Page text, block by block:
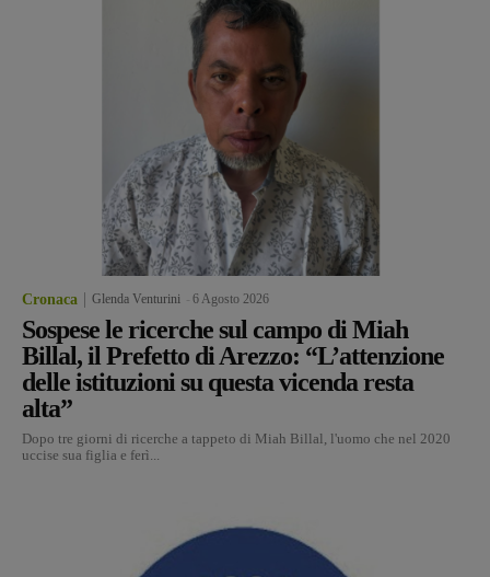
Cronaca Glenda Venturini 6 Agosto 2026
Sospese le ricerche sul campo di Miah
Billal, il Prefetto di Arezzo: “L’attenzione
delle istituzioni su questa vicenda resta
alta”
Dopo tre giorni di ricerche a tappeto di Miah Billal, l'uomo che nel 2020
uccise sua figlia e ferì...